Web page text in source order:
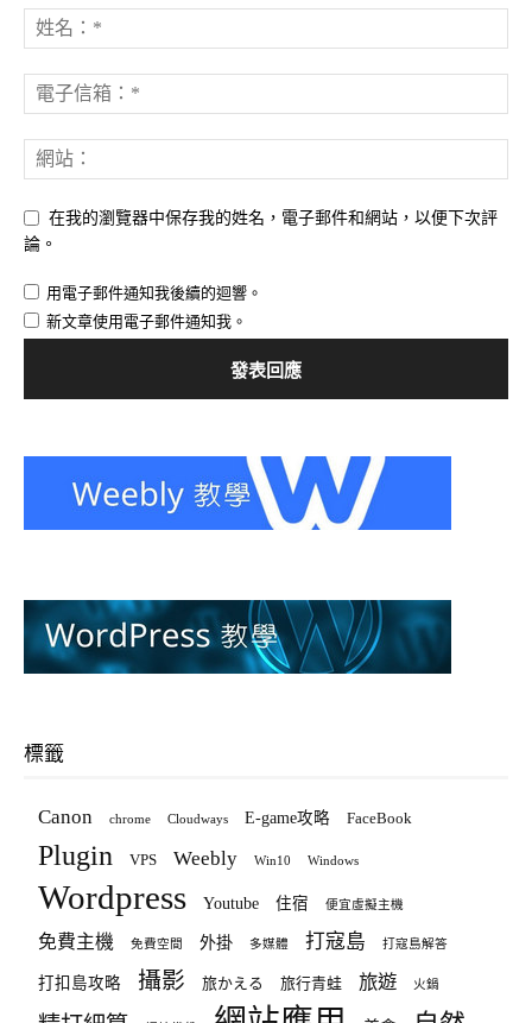
在我的瀏覽器中保存我的姓名，電子郵件和網站，以便下次評
論。
用電子郵件通知我後續的迴響。
新文章使用電子郵件通知我。
標籤
Canon chrome Cloudways E-game攻略 FaceBook
Plugin VPS Weebly Win10 Windows
Wordpress Youtube 住宿 便宜虛擬主機
免費主機 免費空間 外掛 多媒體 打寇島 打寇島解答
打扣島攻略 攝影 旅かえる 旅行青蛙 旅遊 火鍋